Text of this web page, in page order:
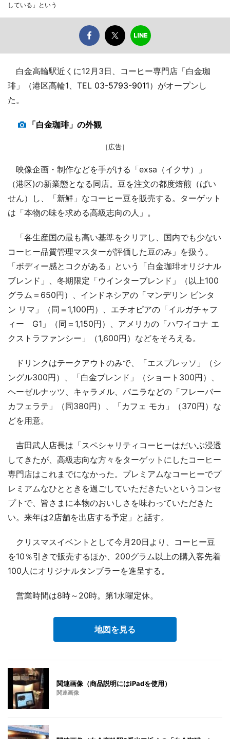
している」という
白金高輪駅近くに12月3日、コーヒー専門店「白金珈
琲」（港区高輪1、TEL 03-5793-9011）がオープンし
た。
「白金珈琲」の外観
［広告］
映像企画・制作などを手がける「exsa（イクサ）」
（港区)の新業態となる同店。豆を注文の都度焙煎（ばい
せん）し、「新鮮」なコーヒー豆を販売する。ターゲット
は「本物の味を求める高級志向の人」。
「各生産国の最も高い基準をクリアし、国内でも少ない
コーヒー品質管理マスターが評価した豆のみ」を扱う。
「ボディー感とコクがある」という「白金珈琲オリジナル
ブレンド」、冬期限定「ウインターブレンド」（以上100
グラム＝650円）、インドネシアの「マンデリン ビンタ
ン リマ」（同＝1,100円）、エチオピアの「イルガチャフ
ィー G1」（同＝1,150円）、アメリカの「ハワイコナ エ
クストラファンシー」（1,600円）などをそろえる。
ドリンクはテークアウトのみで、「エスプレッソ」（シ
ングル300円）、「白金ブレンド」（ショート300円）、
ヘーゼルナッツ、キャラメル、バニラなどの「フレーバー
カフェラテ」（同380円）、「カフェ モカ」（370円）な
どを用意。
吉田武人店長は「スペシャリティコーヒーはだいぶ浸透
してきたが、高級志向な方々をターゲットにしたコーヒー
専門店はこれまでになかった。プレミアムなコーヒーでプ
レミアムなひとときを過ごしていただきたいというコンセ
プトで、皆さまに本物のおいしさを味わっていただきた
い。来年は2店舗を出店する予定」と話す。
クリスマスイベントとして今月20日より、コーヒー豆
を10％引きで販売するほか、200グラム以上の購入客先着
100人にオリジナルタンブラーを進呈する。
営業時間は8時～20時。第1水曜定休。
地図を見る
関連画像（商品説明にはiPadを使用）
関連画像